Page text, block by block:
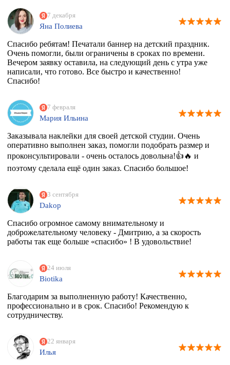
7 декабря
Яна Полиева
Спасибо ребятам! Печатали баннер на детский праздник.
Очень помогли, были ограничены в сроках по времени.
Вечером заявку оставила, на следующий день с утра уже
написали, что готово. Все быстро и качественно!
Спасибо!
7 февраля
Мария Ильина
Заказывала наклейки для своей детской студии. Очень
оперативно выполнен заказ, помогли подобрать размер и
проконсультировали - очень осталось довольна!👍🔥 и
поэтому сделала ещё один заказ. Спасибо большое!
3 сентября
Dakop
Спасибо огромное самому внимательному и
доброжелательному человеку - Дмитрию, а за скорость
работы так еще больше «спасибо» ! В удовольствие!
24 июля
Biotika
Благодарим за выполненную работу! Качественно,
профессионально и в срок. Спасибо! Рекомендую к
сотрудничеству.
22 января
Илья